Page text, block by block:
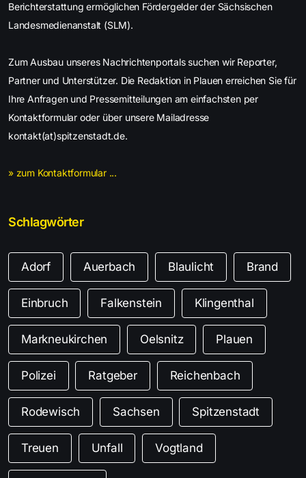
Berichterstattung ermöglichen Fördergelder der Sächsischen
Landesmedienanstalt (SLM).
Zum Ausbau unseres Nachrichtenportals suchen wir Reporter,
Partner und Unterstützer. Die Redaktion in Plauen erreichen Sie für
Ihre Anfragen und Pressemitteilungen am einfachsten per
Kontaktformular oder über unsere Mailadresse
kontakt(at)spitzenstadt.de.
» zum Kontaktformular ...
Schlagwörter
Adorf Auerbach Blaulicht Brand
Einbruch Falkenstein Klingenthal
Markneukirchen Oelsnitz Plauen
Polizei Ratgeber Reichenbach
Rodewisch Sachsen Spitzenstadt
Treuen Unfall Vogtland